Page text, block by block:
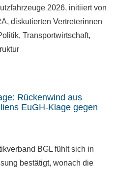
2026, initiiert von
diskutierten Vertreterinnen
Transportwirtschaft,
Rückenwind aus
EuGH-Klage gegen
BGL fühlt sich in
bestätigt, wonach die